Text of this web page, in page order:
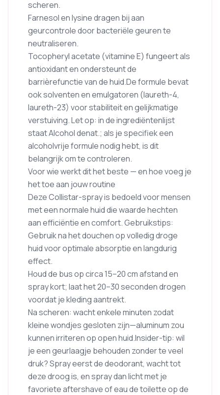
scheren.
Farnesol en lysine dragen bij aan
geurcontrole door bacteriële geuren te
neutraliseren.
Tocopheryl acetate (vitamine E) fungeert als
antioxidant en ondersteunt de
barrièrefunctie van de huid.De formule bevat
ook solventen en emulgatoren (laureth-4,
laureth-23) voor stabiliteit en gelijkmatige
verstuiving. Let op: in de ingrediëntenlijst
staat Alcohol denat.; als je specifiek een
alcoholvrije formule nodig hebt, is dit
belangrijk om te controleren.
Voor wie werkt dit het beste — en hoe voeg je
het toe aan jouw routine
Deze Collistar-spray is bedoeld voor mensen
met een normale huid die waarde hechten
aan efficiëntie en comfort. Gebruikstips:
Gebruik na het douchen op volledig droge
huid voor optimale absorptie en langdurig
effect.
Houd de bus op circa 15–20 cm afstand en
spray kort; laat het 20–30 seconden drogen
voordat je kleding aantrekt.
Na scheren: wacht enkele minuten zodat
kleine wondjes gesloten zijn—aluminum zou
kunnen irriteren op open huid.Insider-tip: wil
je een geurlaagje behouden zonder te veel
druk? Spray eerst de deodorant, wacht tot
deze droog is, en spray dan licht met je
favoriete aftershave of eau de toilette op de